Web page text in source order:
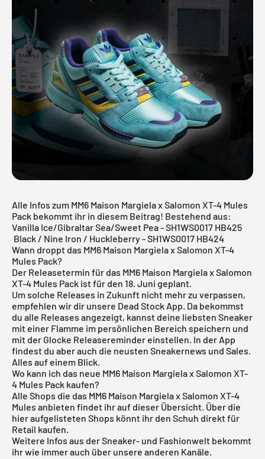
Alle Infos zum MM6 Maison Margiela x Salomon XT-4 Mules
Pack bekommt ihr in diesem Beitrag! Bestehend aus:
Vanilla Ice/Gibraltar Sea/Sweet Pea - SH1WS0017 HB425
Black / Nine Iron / Huckleberry - SH1WS0017 HB424
Wann droppt das MM6 Maison Margiela x Salomon XT-4
Mules Pack?
Der Releasetermin für das MM6 Maison Margiela x Salomon
XT-4 Mules Pack ist für den 18. Juni geplant.
Um solche Releases in Zukunft nicht mehr zu verpassen,
empfehlen wir dir unsere Dead Stock App. Da bekommst
du alle Releases angezeigt, kannst deine liebsten Sneaker
mit einer Flamme im persönlichen Bereich speichern und
mit der Glocke Releasereminder einstellen. In der App
findest du aber auch die neusten Sneakernews und Sales.
Alles auf einem Blick.
Wo kann ich das neue MM6 Maison Margiela x Salomon XT-
4 Mules Pack kaufen?
Alle Shops die das MM6 Maison Margiela x Salomon XT-4
Mules anbieten findet ihr auf dieser Übersicht. Über die
hier aufgelisteten Shops könnt ihr den Schuh direkt für
Retail kaufen.
Weitere Infos aus derSneaker- und Fashionwelt bekommt
ihr wie immer auch über unsere anderen Kanäle.